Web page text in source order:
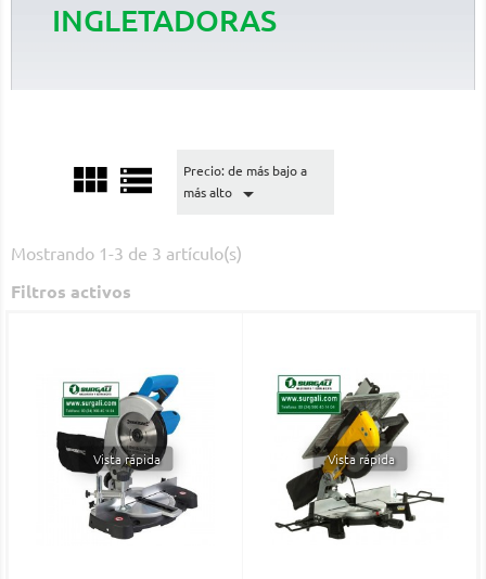
INGLETADORAS
 
Precio: de más bajo a
más alto

Mostrando 1-3 de 3 artículo(s)
Filtros activos
Vista rápida Vista rápida